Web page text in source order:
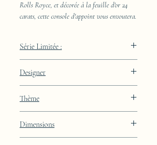
Rolls Royce, et décorée à la feuille d'or 24
carats, cette console d'appoint vous envoutera.
Série Limitée :
Designer
Thème
Dimensions